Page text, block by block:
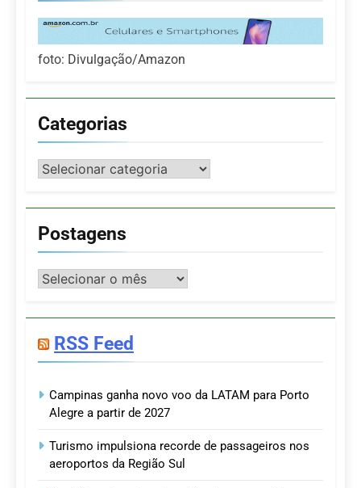
foto: Divulgação/Amazon
Categorias
Categorias
Postagens
Postagens
RSS Feed
Campinas ganha novo voo da LATAM para Porto
Alegre a partir de 2027
Turismo impulsiona recorde de passageiros nos
aeroportos da Região Sul